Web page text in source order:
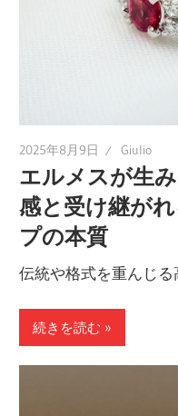
2025年8月9日 Giulio
エルメスが生
感と受け継が
プの本質
伝統や格式を重んじる
続きを読む